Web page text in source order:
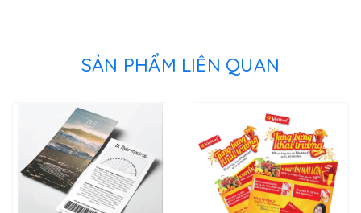
SẢN PHẨM LIÊN QUAN